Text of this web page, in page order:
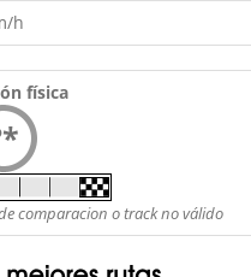
h
física
comparacion o track no válido